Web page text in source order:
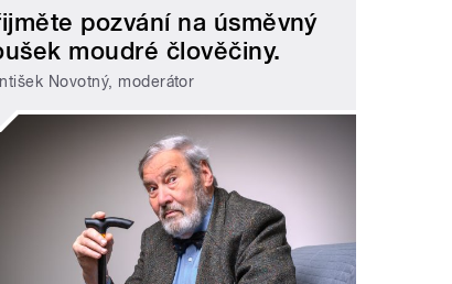
pozvání na úsměvný
moudré člověčiny.
Novotný, moderátor